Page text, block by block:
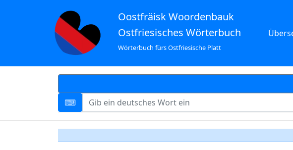
Oostfräisk Woordenbauk
Ostfriesisches Wörterbuch
Wörterbuch fürs Ostfriesische Platt